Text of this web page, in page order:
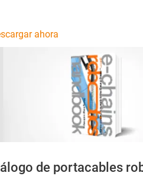
de portacables
ahora